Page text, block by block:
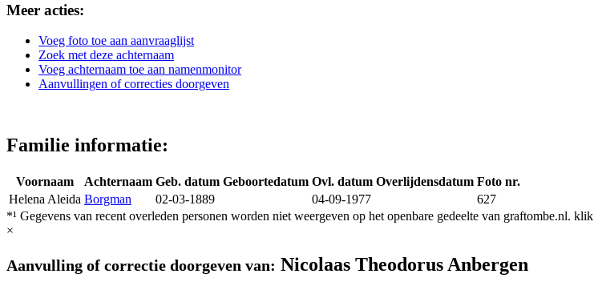
Meer acties:
Voeg foto toe aan aanvraaglijst
Zoek met deze achternaam
Voeg achternaam toe aan namenmonitor
Aanvullingen of correcties doorgeven
Familie informatie:
Voornaam Achternaam Geb. datum Geboortedatum Ovl. datum Overlijdensdatum Foto nr.
Helena Aleida Borgman 02-03-1889 04-09-1977
627
*¹ Gegevens van recent overleden personen worden niet weergeven op het openbare gedeelte van graftombe.nl. klik
×
Aanvulling of correctie doorgeven van: Nicolaas Theodorus Anbergen